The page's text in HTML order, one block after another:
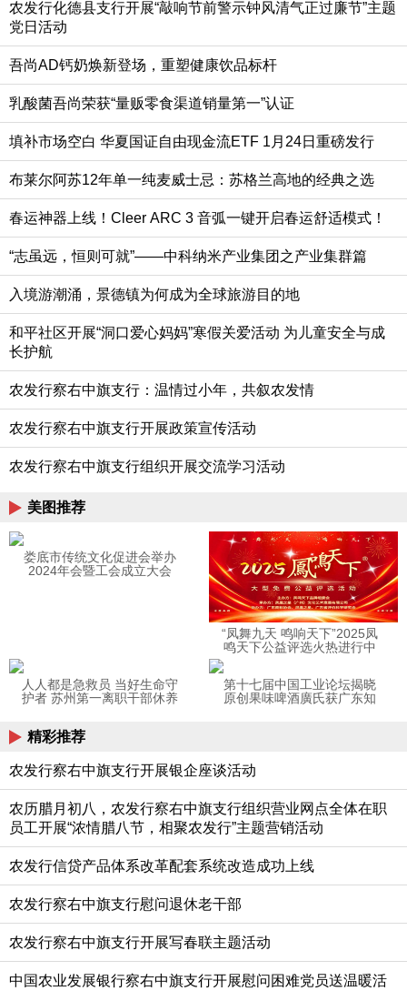
农发行化德县支行开展“敲响节前警示钟风清气正过廉节”主题
党日活动
吾尚AD钙奶焕新登场，重塑健康饮品标杆
乳酸菌吾尚荣获“量贩零食渠道销量第一”认证
填补市场空白 华夏国证自由现金流ETF 1月24日重磅发行
布莱尔阿苏12年单一纯麦威士忌：苏格兰高地的经典之选
春运神器上线！Cleer ARC 3 音弧一键开启春运舒适模式！
“志虽远，恒则可就”——中科纳米产业集团之产业集群篇
入境游潮涌，景德镇为何成为全球旅游目的地
和平社区开展“洞口爱心妈妈”寒假关爱活动 为儿童安全与成
长护航
农发行察右中旗支行：温情过小年，共叙农发情
农发行察右中旗支行开展政策宣传活动
农发行察右中旗支行组织开展交流学习活动
美图推荐
娄底市传统文化促进会举办
2024年会暨工会成立大会
“凤舞九天 鸣响天下”2025凤
鸣天下公益评选火热进行中
人人都是急救员 当好生命守
护者 苏州第一离职干部休养
第十七届中国工业论坛揭晓
原创果味啤酒廣氏获广东知
精彩推荐
农发行察右中旗支行开展银企座谈活动
农历腊月初八，农发行察右中旗支行组织营业网点全体在职
员工开展“浓情腊八节，相聚农发行”主题营销活动
农发行信贷产品体系改革配套系统改造成功上线
农发行察右中旗支行慰问退休老干部
农发行察右中旗支行开展写春联主题活动
中国农业发展银行察右中旗支行开展慰问困难党员送温暖活